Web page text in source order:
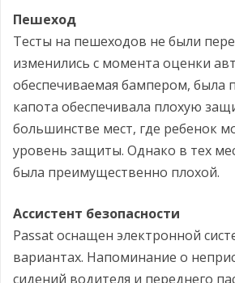
Пешеход
Тесты на пешеходов не были
изменились с момента оценки
обеспечиваемая бампером,
капота обеспечивала плохую
большинстве мест, где ребенок
уровень защиты. Однако в тех
была преимущественно плохой.
Ассистент безопасности
Passat оснащен электронной
вариантах. Напоминание о
сидений водителя и переднего